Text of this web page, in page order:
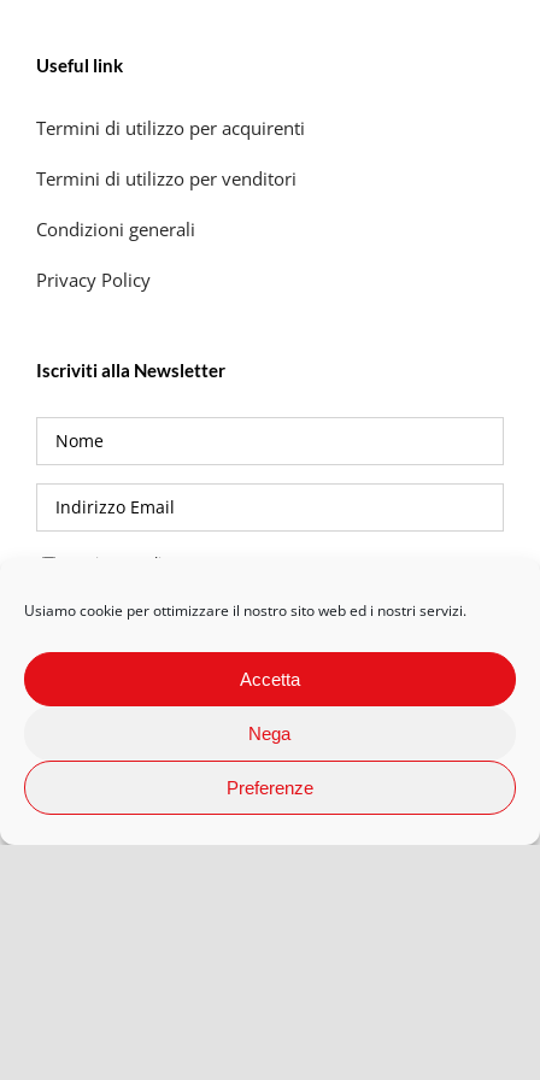
Usiamo cookie per ottimizzare il nostro sito web ed i nostri servizi.
Accetta
Nega
Preferenze
Useful link
Termini di utilizzo per acquirenti
Termini di utilizzo per venditori
Condizioni generali
Privacy Policy
Iscriviti alla Newsletter
Privacy Policy